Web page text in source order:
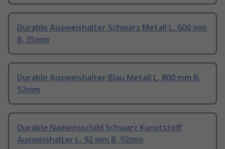
Durable Ausweishalter Schwarz Metall L. 600 mm
B. 35mm
Durable Ausweishalter Blau Metall L. 800 mm B.
52mm
Durable Namensschild Schwarz Kunststoff
Ausweishalter L. 92 mm B. 92mm